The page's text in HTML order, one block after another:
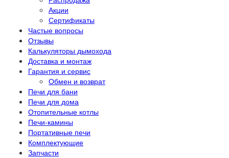
Акции
Сертификаты
Частые вопросы
Отзывы
Калькуляторы дымохода
Доставка и монтаж
Гарантия и сервис
Обмен и возврат
Печи для бани
Печи для дома
Отопительные котлы
Печи-камины
Портативные печи
Комплектующие
Запчасти